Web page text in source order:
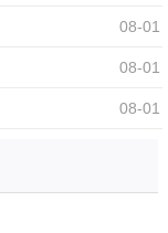
08-01
08-01
08-01